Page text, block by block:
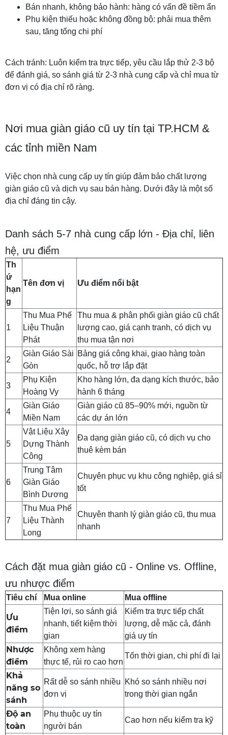
Bán nhanh, không bảo hành: hàng có vấn đề tiềm ẩn
Phụ kiện thiếu hoặc không đồng bộ: phải mua thêm
sau, tăng tổng chi phí
Cách tránh: Luôn kiểm tra trực tiếp, yêu cầu lắp thử 2-3 bộ
để đánh giá, so sánh giá từ 2-3 nhà cung cấp và chỉ mua từ
đơn vị có địa chỉ rõ ràng.
Nơi mua giàn giáo cũ uy tín tại TP.HCM &
các tỉnh miền Nam
Việc chọn nhà cung cấp uy tín giúp đảm bảo chất lượng
giàn giáo cũ và dịch vụ sau bán hàng. Dưới đây là một số
địa chỉ đáng tin cậy.
Danh sách 5-7 nhà cung cấp lớn - Địa chỉ, liên
hệ, ưu điểm
Th
ứ
hạn
g
Tên đơn vị Ưu điểm nổi bật
1
Thu Mua Phế
Liệu Thuận
Phát
Thu mua & phân phối giàn giáo cũ chất
lượng cao, giá cạnh tranh, có dịch vụ
thu mua tận nơi
2
Giàn Giáo Sài
Gòn
Bảng giá công khai, giao hàng toàn
quốc, hỗ trợ lắp đặt
3
Phụ Kiện
Hoàng Vy
Kho hàng lớn, đa dạng kích thước, bảo
hành 6 tháng
4
Giàn Giáo
Miền Nam
Giàn giáo cũ 85–90% mới, nguồn từ
các dự án lớn
5
Vật Liệu Xây
Dựng Thành
Công
Đa dạng giàn giáo cũ, có dịch vụ cho
thuê kèm bán
6
Trung Tâm
Giàn Giáo
Bình Dương
Chuyên phục vụ khu công nghiệp, giá sỉ
tốt
7
Thu Mua Phế
Liệu Thành
Long
Chuyên thanh lý giàn giáo cũ, thu mua
nhanh
Cách đặt mua giàn giáo cũ - Online vs. Offline,
ưu nhược điểm
Tiêu chí Mua online Mua offline
Ưu
điểm
Tiện lợi, so sánh giá
nhanh, tiết kiệm thời
gian
Kiểm tra trực tiếp chất
lượng, dễ mặc cả, đánh
giá uy tín
Nhược
điểm
Không xem hàng
thực tế, rủi ro cao hơn
Tốn thời gian, chi phí đi lại
Khả
năng so
sánh
Rất dễ so sánh nhiều
đơn vị
Khó so sánh nhiều nơi
trong thời gian ngắn
Độ an
toàn
Phụ thuộc uy tín
người bán
Cao hơn nếu kiểm tra kỹ